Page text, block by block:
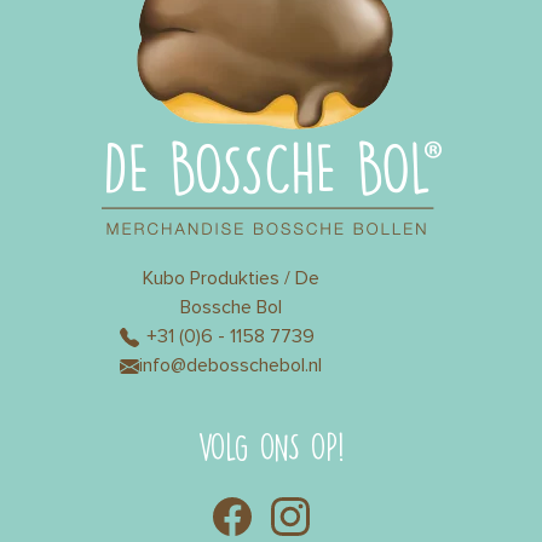
Kubo Produkties / De
Bossche Bol
+31 (0)6 - 1158 7739
info@debosschebol.nl
VOLG ONS OP!